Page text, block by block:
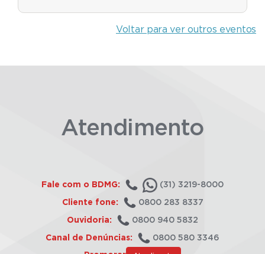
Voltar para ver outros eventos
Atendimento
Fale com o BDMG: (31) 3219-8000
Cliente fone: 0800 283 8337
Ouvidoria: 0800 940 5832
Canal de Denúncias: 0800 580 3346